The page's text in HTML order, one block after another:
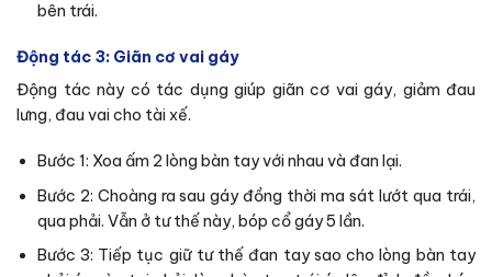
bên trái.
Động tác 3: Giãn cơ vai gáy
Động tác này có tác dụng giúp giãn cơ vai gáy, giảm đau
lưng, đau vai cho tài xế.
Bước 1: Xoa ấm 2 lòng bàn tay với nhau và đan lại.
Bước 2: Choàng ra sau gáy đồng thời ma sát lướt qua trái,
qua phải. Vẫn ở tư thế này, bóp cổ gáy 5 lần.
Bước 3: Tiếp tục giữ tư thế đan tay sao cho lòng bàn tay